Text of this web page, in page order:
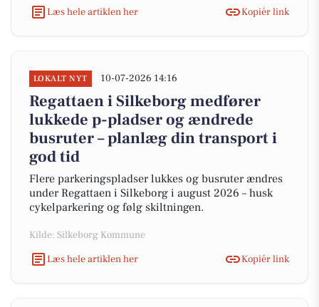
Læs hele artiklen her
Kopiér link
LOKALT NYT 10-07-2026 14:16
Regattaen i Silkeborg medfører
lukkede p-pladser og ændrede
busruter – planlæg din transport i
god tid
Flere parkeringspladser lukkes og busruter ændres
under Regattaen i Silkeborg i august 2026 – husk
cykelparkering og følg skiltningen.
Kilde: Silkeborg Kommune
Læs hele artiklen her
Kopiér link